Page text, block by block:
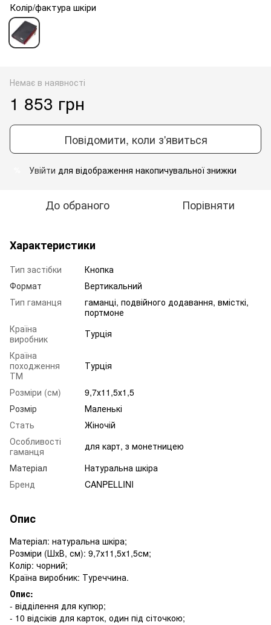
Колір/фактура шкіри
Немає в наявності
1 853 грн
Повідомити, коли з'явиться
Увійти для відображення накопичувальної знижки
До обраного Порівняти
Характеристики
Тип застібки
Кнопка
Формат
Вертикальний
Тип гаманця
гаманці, подвійного додавання, вмісткі,
портмоне
Країна
виробник
Турція
Країна
походження
ТМ
Турція
Розміри (см)
9,7х11,5х1,5
Розмір
Маленькі
Стать
Жіночій
Особливості
гаманця
для карт, з монетницею
Матеріал
Натуральна шкіра
Бренд
CANPELLINI
Опис
Матеріал: натуральна шкіра;
Розміри (ШхВ, см): 9,7х11,5х1,5см;
Колір: чорний;
Країна виробник: Туреччина.
Опис:
- відділення для купюр;
- 10 відсіків для карток, один під сіточкою;